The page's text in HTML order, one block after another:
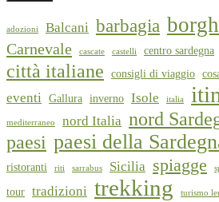
adozioni Balcani barbagia
Carnevale cascate castelli centro sardegna
città italiane consigli di viaggio
eventi Gallura inverno Isole italia
mediterraneo nord Italia nord
paesi paesi della
ristoranti riti sarrabus Sicilia spiagge
tour tradizioni trekking turismo